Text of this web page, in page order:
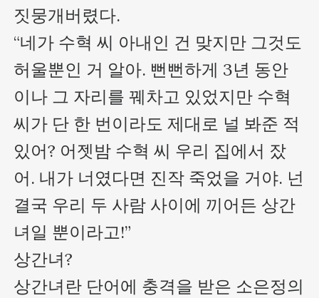
짓뭉개버렸다.
“네가 수혁 씨 아내인 건 맞지만 그것도
허울뿐인 거 알아. 뻔뻔하게 3년 동안
이나 그 자리를 꿰차고 있었지만 수혁
씨가 단 한 번이라도 제대로 널 봐준 적
있어? 어젯밤 수혁 씨 우리 집에서 잤
어. 내가 너였다면 진작 죽었을 거야. 넌
결국 우리 두 사람 사이에 끼어든 상간
녀일 뿐이라고!”
상간녀?
상간녀란 단어에 충격을 받은 소은정의